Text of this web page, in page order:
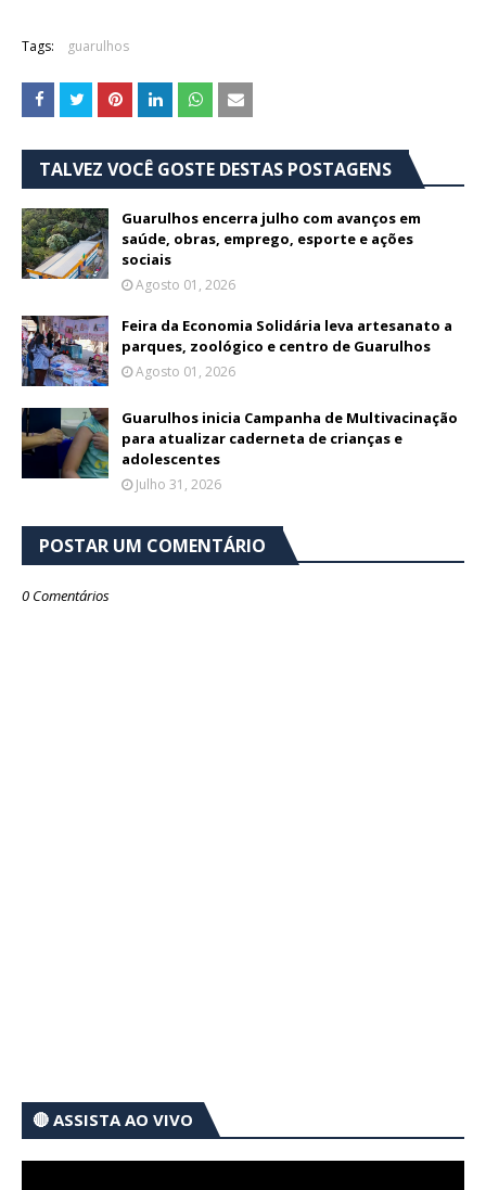
Tags: guarulhos
TALVEZ VOCÊ GOSTE DESTAS POSTAGENS
Guarulhos encerra julho com avanços em
saúde, obras, emprego, esporte e ações
sociais
Agosto 01, 2026
Feira da Economia Solidária leva artesanato a
parques, zoológico e centro de Guarulhos
Agosto 01, 2026
Guarulhos inicia Campanha de Multivacinação
para atualizar caderneta de crianças e
adolescentes
Julho 31, 2026
POSTAR UM COMENTÁRIO
0 Comentários
🔴 ASSISTA AO VIVO